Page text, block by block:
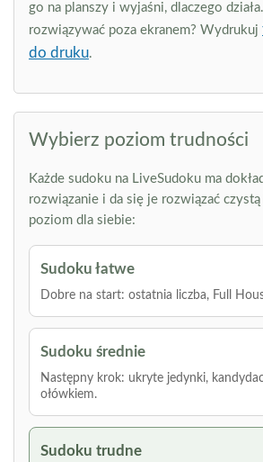
go na planszy i wyjaśni, dlaczego
rozwiązywać poza ekranem? Wydrukuj
do druku.
Wybierz poziom trudności
Każde sudoku na LiveSudoku ma
rozwiązanie i da się je rozwiązać
poziom dla siebie:
Sudoku łatwe
Dobre na start: ostatnia liczba, Full
Sudoku średnie
Następny krok: ukryte jedynki,
ołówkiem.
Sudoku trudne